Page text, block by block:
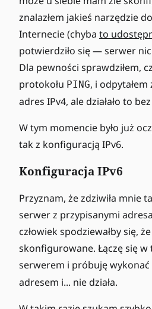
znalazłem jakieś narzędzie
Internecie (chyba to
potwierdziło się — serwer
Dla pewności sprawdziłem,
protokołu PING, i
adres IPv4, ale działało to
W tym momencie było już
tak z konfiguracją IPv6.
Konfiguracja IPv6
Przyznam, że zdziwiła mnie
serwer z przypisanymi
człowiek spodziewałby się,
skonfigurowane. Łączę się w
serwerem i próbuję wykonać
adresem i... nie działa.